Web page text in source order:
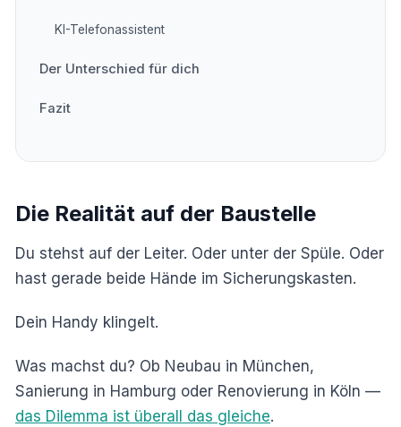
KI-Telefonassistent
Der Unterschied für dich
Fazit
Die Realität auf der Baustelle
Du stehst auf der Leiter. Oder unter der Spüle. Oder
hast gerade beide Hände im Sicherungskasten.
Dein Handy klingelt.
Was machst du? Ob Neubau in München,
Sanierung in Hamburg oder Renovierung in Köln —
das Dilemma ist überall das gleiche.